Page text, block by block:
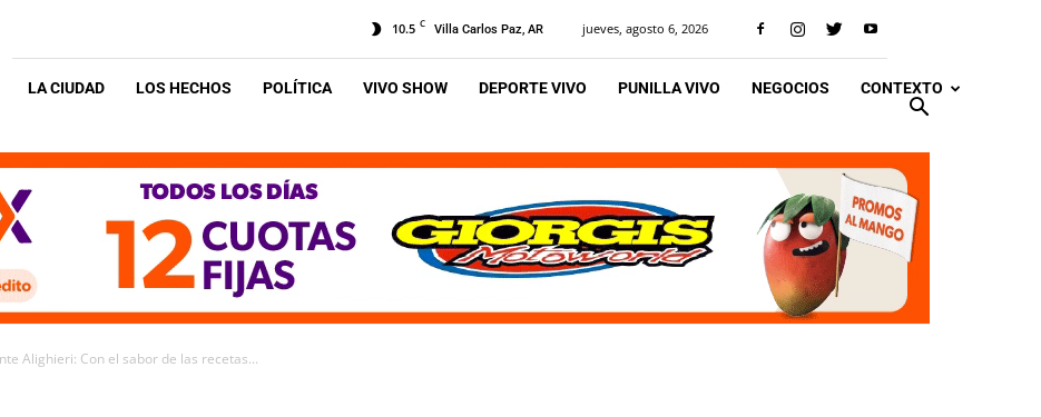
10.5 C Villa Carlos Paz, AR jueves, agosto 6, 2026
LA CIUDAD LOS HECHOS POLÍTICA VIVO SHOW DEPORTE VIVO PUNILLA VIVO NEGOCIOS CONTEXTO
Alighieri: Con el sabor de las recetas...